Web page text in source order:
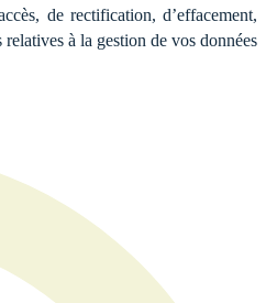
de rectification, d’effacement,
à la gestion de vos données